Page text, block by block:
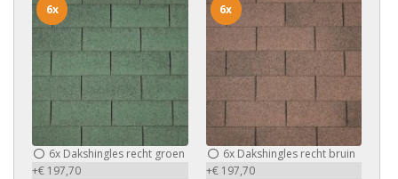
6x Dakshingles recht groen
+€ 197,70
6x
6xDakshingles recht bruin
+€ 197,70
6x